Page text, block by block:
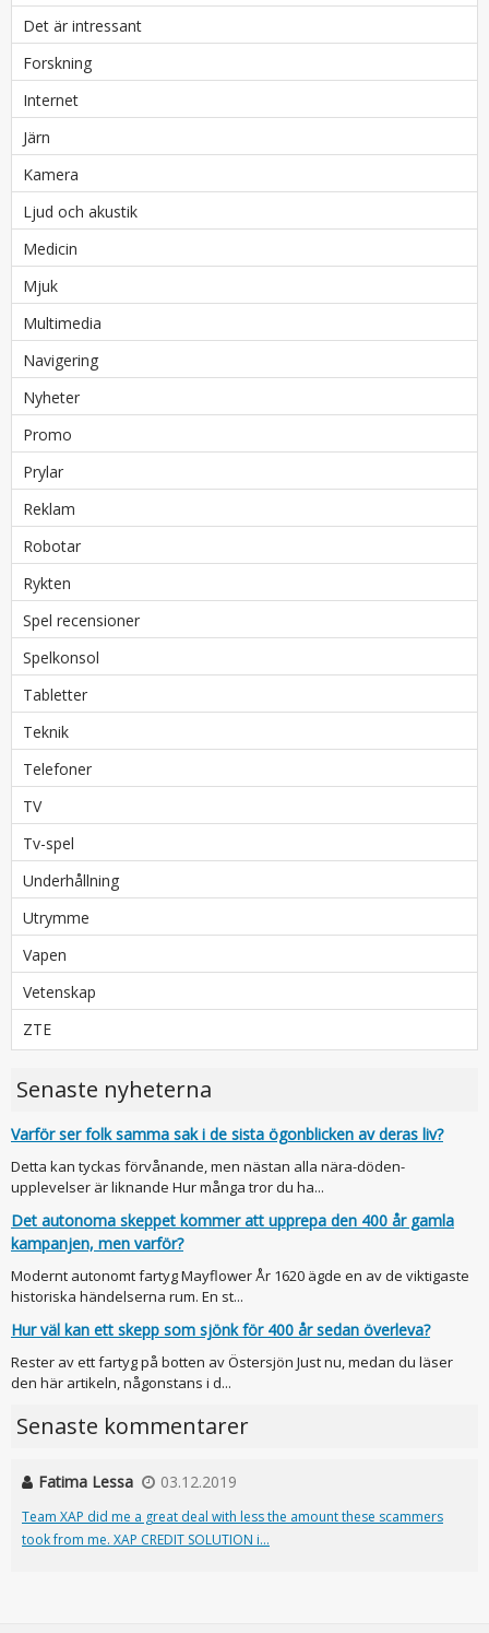
Det är intressant
Forskning
Internet
Järn
Kamera
Ljud och akustik
Medicin
Mjuk
Multimedia
Navigering
Nyheter
Promo
Prylar
Reklam
Robotar
Rykten
Spel recensioner
Spelkonsol
Tabletter
Teknik
Telefoner
TV
Tv-spel
Underhållning
Utrymme
Vapen
Vetenskap
ZTE
Senaste nyheterna
Varför ser folk samma sak i de sista ögonblicken av deras liv?
Detta kan tyckas förvånande, men nästan alla nära-döden-
upplevelser är liknande Hur många tror du ha...
Det autonoma skeppet kommer att upprepa den 400 år gamla
kampanjen, men varför?
Modernt autonomt fartyg Mayflower År 1620 ägde en av de viktigaste
historiska händelserna rum. En st...
Hur väl kan ett skepp som sjönk för 400 år sedan överleva?
Rester av ett fartyg på botten av Östersjön Just nu, medan du läser
den här artikeln, någonstans i d...
Senaste kommentarer
Fatima Lessa 03.12.2019
Team XAP did me a great deal with less the amount these scammers
took from me. XAP CREDIT SOLUTION i...